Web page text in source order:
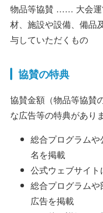
物品等協賛 …… 大会運
材、施設や設備、備品
与していただくもの
協賛の特典
協賛金額（物品等協賛
な広告等の特典がありま
総合プログラム
名を掲載
公式ウェブサイ
総合プログラム
広告を掲載